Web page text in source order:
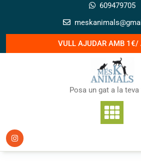
609479705
VULL AJUDAR AMB 1€/
Posa un gat a la teva